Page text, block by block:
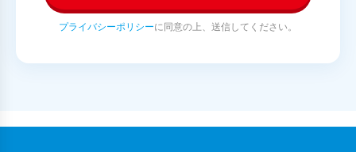
プライバシーポリシーに同意の上、送信してください。